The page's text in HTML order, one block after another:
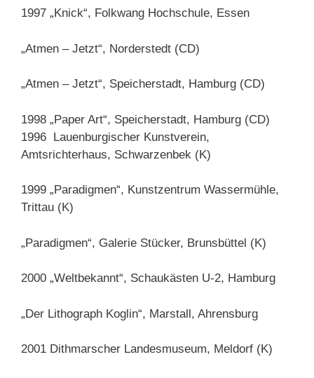
1997 „Knick“, Folkwang Hochschule, Essen
„Atmen – Jetzt“, Norderstedt (CD)
„Atmen – Jetzt“, Speicherstadt, Hamburg (CD)
1998 „Paper Art“, Speicherstadt, Hamburg (CD)
1996 Lauenburgischer Kunstverein,
Amtsrichterhaus, Schwarzenbek (K)
1999 „Paradigmen“, Kunstzentrum Wassermühle,
Trittau (K)
„Paradigmen“, Galerie Stücker, Brunsbüttel (K)
2000 „Weltbekannt“, Schaukästen U-2, Hamburg
„Der Lithograph Koglin“, Marstall, Ahrensburg
2001 Dithmarscher Landesmuseum, Meldorf (K)